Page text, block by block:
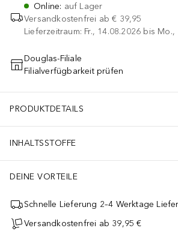
Online: auf Lager
Versandkostenfrei ab € 39,95
Lieferzeitraum: Fr., 14.08.2026 bis Mo.,
IN DEN WARENKORB
Douglas-Filiale
Filialverfügbarkeit prüfen
PRODUKTDETAILS
INHALTSSTOFFE
DEINE VORTEILE
Schnelle Lieferung 2–4 Werktage
Versandkostenfrei ab 39,95 €